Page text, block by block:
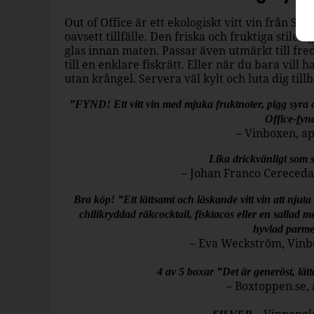
Out of Office är ett ekologiskt vitt vin från
oavsett tillfälle. Den friska och fruktiga stilen
glas innan maten. Passar även utmärkt till
till en enklare fiskrätt. Eller när du bara vill
utan krångel. Servera väl kylt och luta dig
”FYND! Ett vitt vin med mjuka fruktnoter, pigg syra
Office-
– Vinboxen,
Lika drickvänligt som
– Johan Franco
Bra köp! ”Ett lättsamt och läskande vitt vin att
chilikryddad räkcocktail, fisktacos eller en sallad
hyvlad
– Eva Weckström,
4 av 5 boxar ”Det är generöst,
–